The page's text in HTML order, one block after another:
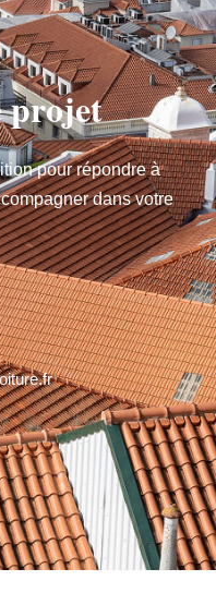
projet
pour répondre à
dans votre